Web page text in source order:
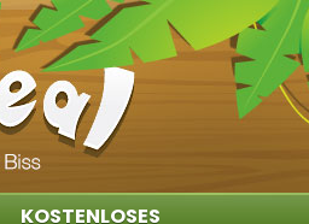
KOSTENLOSES